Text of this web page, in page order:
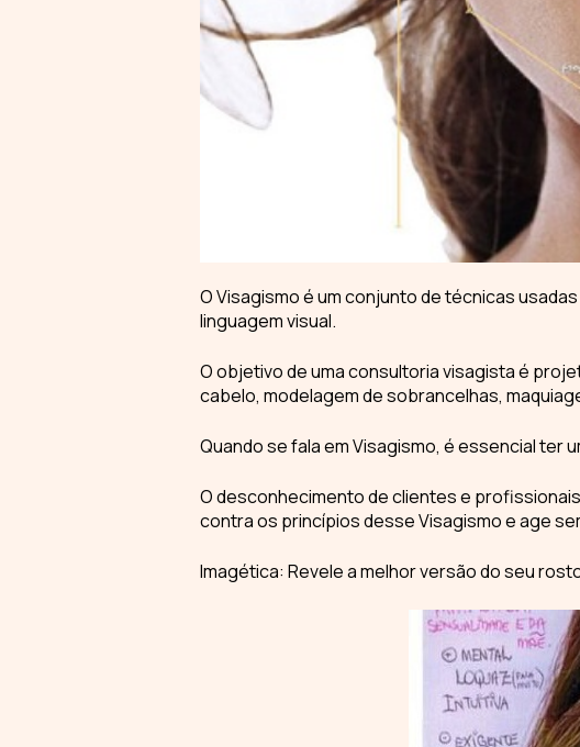
OVisagismoé um conjunto de técnicas
linguagem visual.
O objetivo de umaconsultoria visagistaé
cabelo, modelagem de sobrancelhas,
Quando se fala emVisagismo, é essencial ter
O desconhecimento de clientes e
contra os princípios desseVisagismoe age
Imagética: Revele a melhor versão do seu